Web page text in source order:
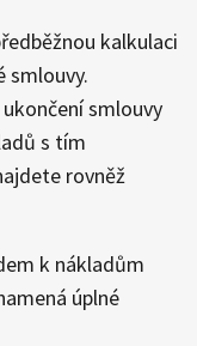
kalkulaci
smlouvy.
smlouvy
s tím
rovněž
k nákladům
úplné